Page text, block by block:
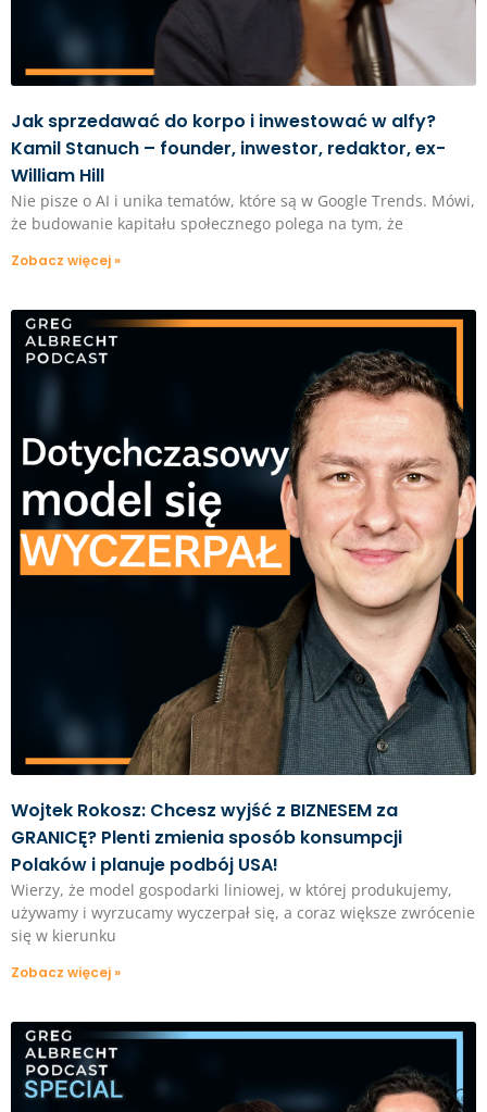
Jak sprzedawać do korpo i inwestować w alfy?
Kamil Stanuch – founder, inwestor, redaktor, ex-
William Hill
Nie pisze o AI i unika tematów, które są w Google Trends. Mówi,
że budowanie kapitału społecznego polega na tym, że
Zobacz więcej »
Wojtek Rokosz: Chcesz wyjść z BIZNESEM za
GRANICĘ? Plenti zmienia sposób konsumpcji
Polaków i planuje podbój USA!
Wierzy, że model gospodarki liniowej, w której produkujemy,
używamy i wyrzucamy wyczerpał się, a coraz większe zwrócenie
się w kierunku
Zobacz więcej »